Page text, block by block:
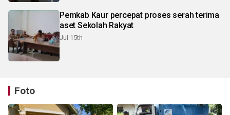
Pemkab Kaur percepat proses serah terima
aset Sekolah Rakyat
Jul 15th
Foto